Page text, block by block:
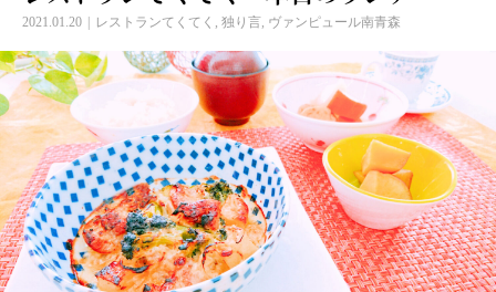
2021.01.20 レストランてくてく , 独り言, ヴァンピュール南青森